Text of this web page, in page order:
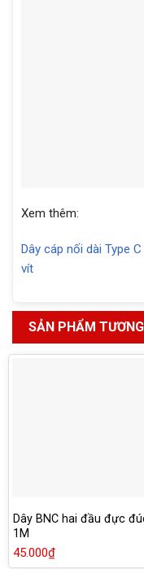
Xem thêm:
Dây cáp nối dài Type
vít
SẢN PHẨM
Dây BNC hai đầu đực
1M
45.000₫